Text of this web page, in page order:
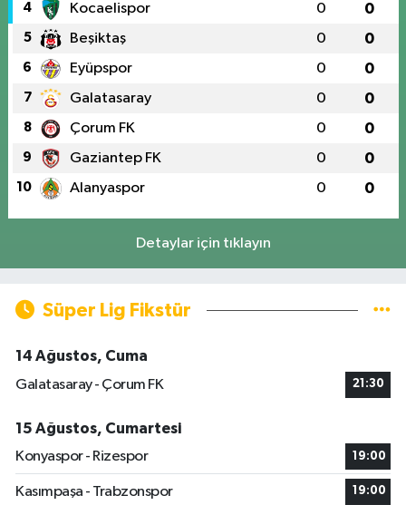
4 Kocaelispor 0 0
5 Beşiktaş 0 0
6 Eyüpspor 0 0
7 Galatasaray 0 0
8 Çorum FK 0 0
9 Gaziantep FK 0 0
10 Alanyaspor 0 0
Detaylar için tıklayın
Süper Lig Fikstür
14 Ağustos, Cuma
Galatasaray - Çorum FK
21:30
15 Ağustos, Cumartesi
Konyaspor - Rizespor
19:00
Kasımpaşa - Trabzonspor 19:00